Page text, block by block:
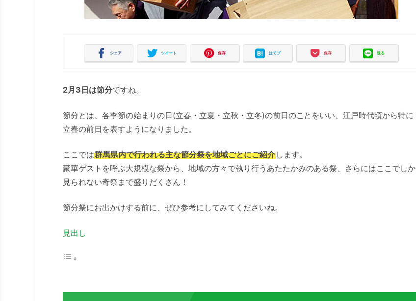
シェア ツイート 保存 はてブ 保存 送る
2月3日は節分ですね。
節分とは、各季節の始まりの日(立春・立夏・立秋・立冬)の前日のことをいい、江戸時代頃から特に
立春の前日を表すようになりました。
ここでは群馬県内で行われる主な節分祭を地域ごとにご紹介します。
豪華ゲストを呼ぶ大規模な祭から、地域の方々で執り行うあたたかみのある祭、さらにはここでしか
見られない奇祭まで盛りだくさん！
節分祭にお出かけする前に、ぜひ参考にしてみてくださいね。
見出し